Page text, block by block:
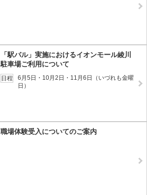
「駅バル」実施におけるイオンモール綾川
駐車場ご利用について
日程
6月5日・10月2日・11月6日（いづれも金曜
日）
職場体験受入についてのご案内